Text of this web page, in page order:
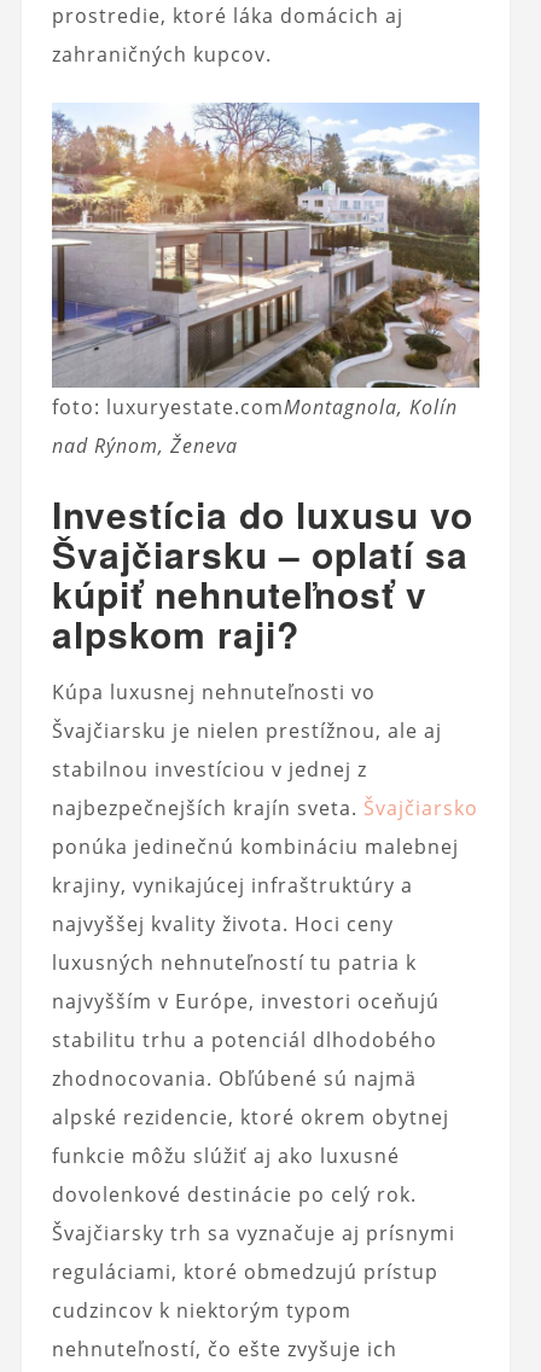
prostredie, ktoré láka domácich aj
zahraničných kupcov.
foto: luxuryestate.comMontagnola, Kolín
nad Rýnom, Ženeva
Investícia do luxusu vo
Švajčiarsku – oplatí sa
kúpiť nehnuteľnosť v
alpskom raji?
Kúpa luxusnej nehnuteľnosti vo
Švajčiarsku je nielen prestížnou, ale aj
stabilnou investíciou v jednej z
najbezpečnejších krajín sveta. Švajčiarsko
ponúka jedinečnú kombináciu malebnej
krajiny, vynikajúcej infraštruktúry a
najvyššej kvality života. Hoci ceny
luxusných nehnuteľností tu patria k
najvyšším v Európe, investori oceňujú
stabilitu trhu a potenciál dlhodobého
zhodnocovania. Obľúbené sú najmä
alpské rezidencie, ktoré okrem obytnej
funkcie môžu slúžiť aj ako luxusné
dovolenkové destinácie po celý rok.
Švajčiarsky trh sa vyznačuje aj prísnymi
reguláciami, ktoré obmedzujú prístup
cudzincov k niektorým typom
nehnuteľností, čo ešte zvyšuje ich